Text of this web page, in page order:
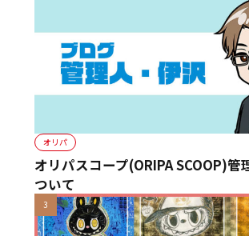
オリパ
オリパスコープ(ORIPA SCOOP)管
ついて